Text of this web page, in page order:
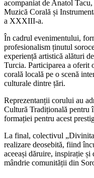
acompaniat de Anatol
Muzică Corală și
a XXXIII-a.
În cadrul evenimentului,
profesionalism ținutul
experiență artistică alături
Turcia. Participarea a oferit
corală locală pe o scenă
culturale dintre țări.
Reprezentanții corului au
Cultură Tradițională pentru
formației pentru acest
La final, colectivul
realizare deosebită, fiind
aceeași dăruire, inspirație
mândrie comunității din